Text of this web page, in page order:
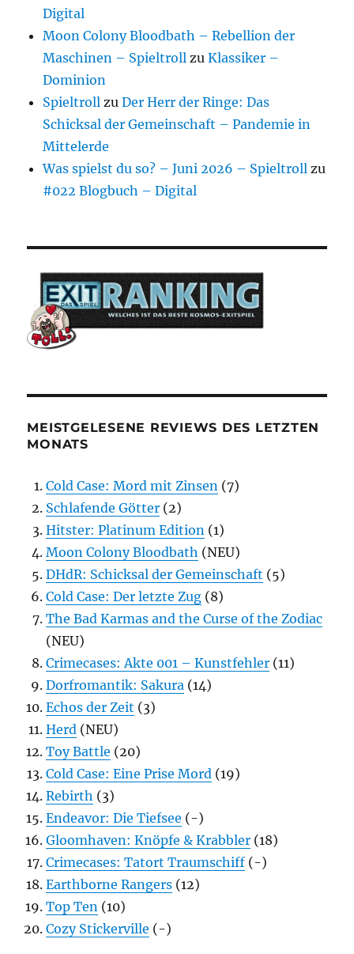
Digital
Moon Colony Bloodbath – Rebellion der
Maschinen – Spieltroll zuKlassiker –
Dominion
Spieltroll zuDer Herr der Ringe: Das
Schicksal der Gemeinschaft – Pandemie in
Mittelerde
Was spielst du so? – Juni 2026 – Spieltroll zu
#022 Blogbuch – Digital
MEISTGELESENE REVIEWS DES LETZTEN
MONATS
Cold Case: Mord mit Zinsen (7)
Schlafende Götter (2)
Hitster: Platinum Edition (1)
Moon Colony Bloodbath (NEU)
DHdR: Schicksal der Gemeinschaft (5)
Cold Case: Der letzte Zug (8)
The Bad Karmas and the Curse of the Zodiac
(NEU)
Crimecases: Akte 001 – Kunstfehler (11)
Dorfromantik: Sakura (14)
Echos der Zeit (3)
Herd (NEU)
Toy Battle (20)
Cold Case: Eine Prise Mord (19)
Rebirth (3)
Endeavor: Die Tiefsee (-)
Gloomhaven: Knöpfe & Krabbler (18)
Crimecases: Tatort Traumschiff (-)
Earthborne Rangers (12)
Top Ten (10)
Cozy Stickerville (-)